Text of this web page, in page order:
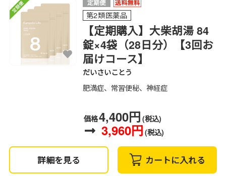
第2類医薬品
【定期購入】大柴胡湯 84
錠×4袋（28日分）【3回お
届けコース】
だいさいことう
肥満症、常習便秘、神経症
価格4,400円 (税込)
3,960円 (税込)
詳細を見る カートに入れる